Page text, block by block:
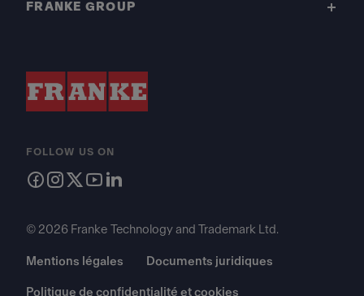
FRANKE GROUP
FOLLOW US ON
© 2026 Franke Technology and Trademark Ltd.
Mentions légales Documents juridiques
Politique de confidentialité et cookies